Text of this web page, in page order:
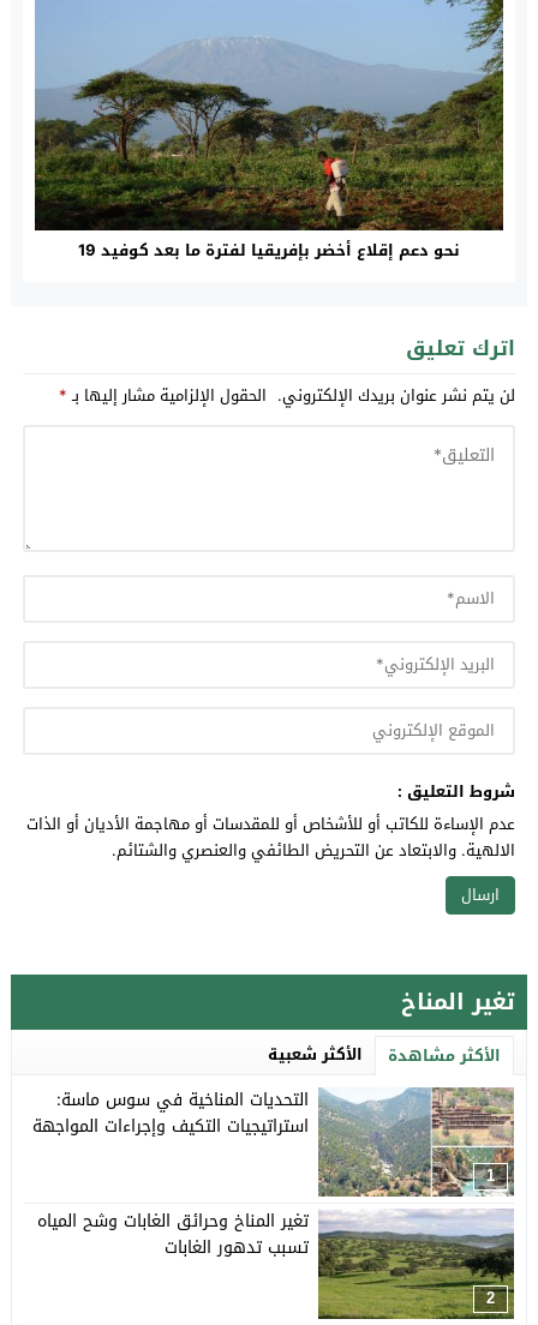
نحو دعم إقلاع أخضر بإفريقيا لفترة ما بعد كوفيد 19
اترك تعليق
لن يتم نشر عنوان بريدك الإلكتروني. الحقول الإلزامية مشار إليها بـ*
شروط التعليق :
عدم الإساءة للكاتب أو للأشخاص أو للمقدسات أو مهاجمة الأديان أو الذات
الالهية. والابتعاد عن التحريض الطائفي والعنصري والشتائم.
تغير المناخ
الأكثر مشاهدة الأكثر شعبية
1
التحديات المناخية في سوس ماسة:
استراتيجيات التكيف وإجراءات المواجهة
2
تغير المناخ وحرائق الغابات وشح المياه
تسبب تدهور الغابات